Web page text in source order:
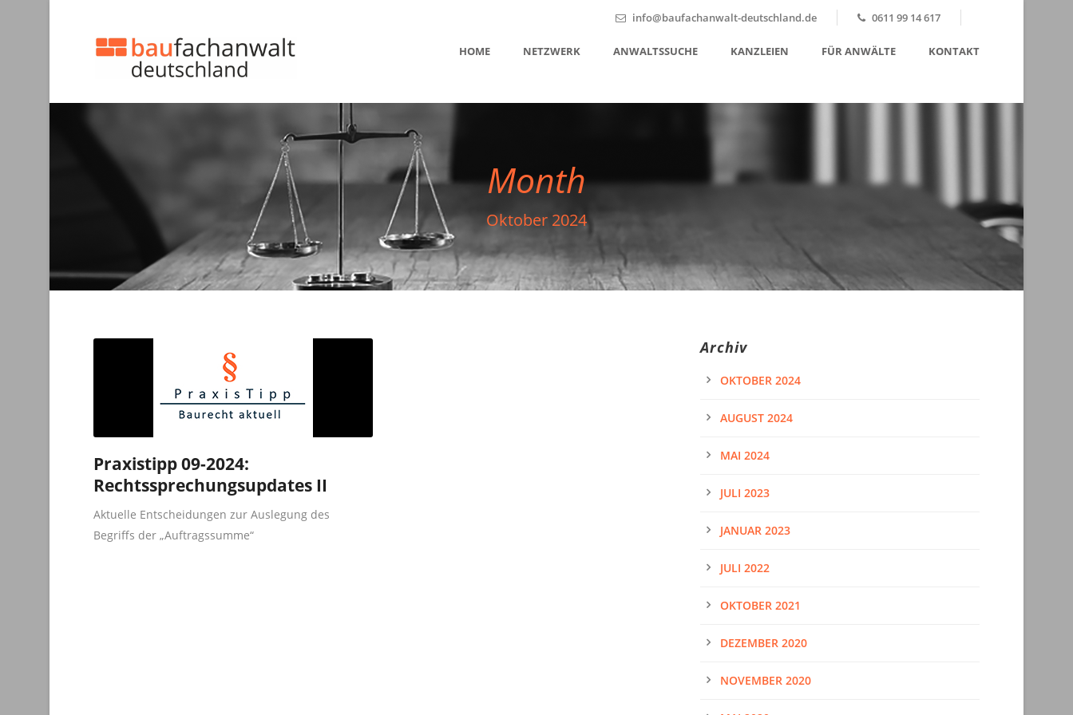
info@baufachanwalt-deutschland.de 0611 99 14 617
HOME NETZWERK ANWALTSSUCHE KANZLEIEN FÜR ANWÄLTE KONTAKT
Month
Oktober 2024
Praxistipp 09-2024:
Rechtssprechungsupdates II
Aktuelle Entscheidungen zur Auslegung des
Begriffs der „Auftragssumme“
Archiv
OKTOBER 2024
AUGUST 2024
MAI 2024
JULI 2023
JANUAR 2023
JULI 2022
OKTOBER 2021
DEZEMBER 2020
NOVEMBER 2020